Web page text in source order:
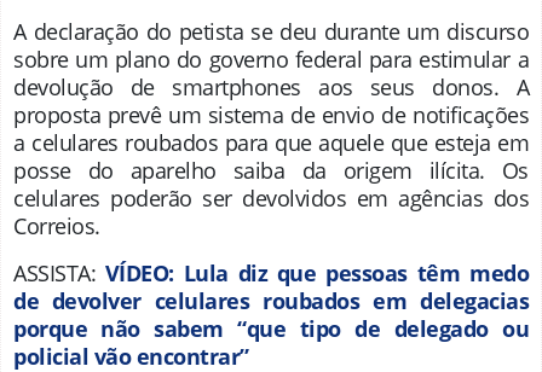
A declaração do petista se deu durante um discurso
sobre um plano do governo federal para estimular a
devolução de smartphones aos seus donos. A
proposta prevê um sistema de envio de notificações
a celulares roubados para que aquele que esteja em
posse do aparelho saiba da origem ilícita. Os
celulares poderão ser devolvidos em agências dos
Correios.
ASSISTA: VÍDEO: Lula diz que pessoas têm medo
de devolver celulares roubados em delegacias
porque não sabem “que tipo de delegado ou
policial vão encontrar”